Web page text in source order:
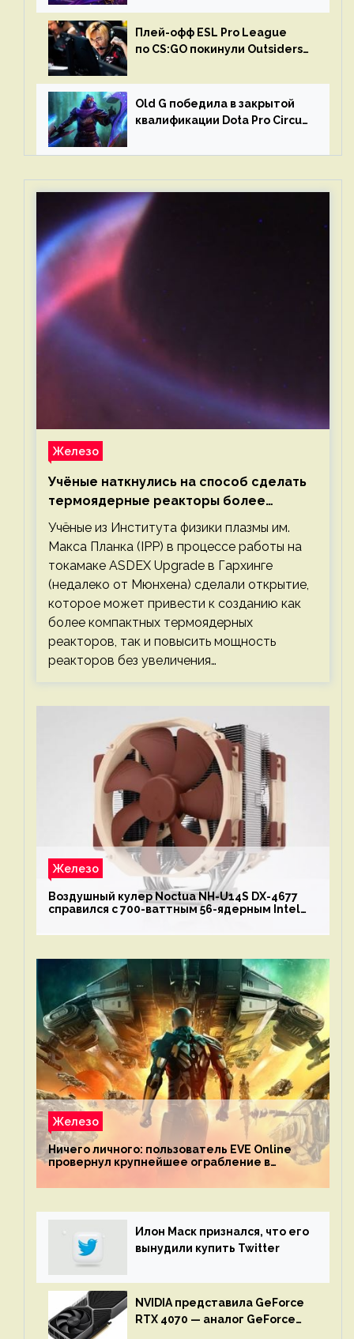
Плей-офф ESL Pro League
по CS:GO покинули Outsiders
Old G победила в закрытой
квалификации Dota Pro Circuit
Железо
Учёные наткнулись на способ сделать
термоядерные реакторы более
компактными или мощными
Учёные из Института физики плазмы им.
Макса Планка (IPP) в процессе работы на
токамаке ASDEX Upgrade в Гархинге
(недалеко от Мюнхена) сделали открытие,
которое может привести к созданию как
более компактных термоядерных
реакторов, так и повысить мощность
реакторов без увеличения…
Железо
Воздушный кулер Noctua NH-U14S DX-4677
справился с 700-ваттным 56-ядерным Intel
Железо
Ничего личного: пользователь EVE Online
провернул крупнейшее ограбление в
механике
Илон Маск признался, что его
вынудили купить Twitter
NVIDIA представила GeForce
RTX 4070 — аналог GeForce